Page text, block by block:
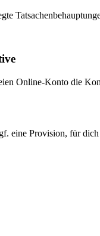
Online-Konto die
eine Provision, für